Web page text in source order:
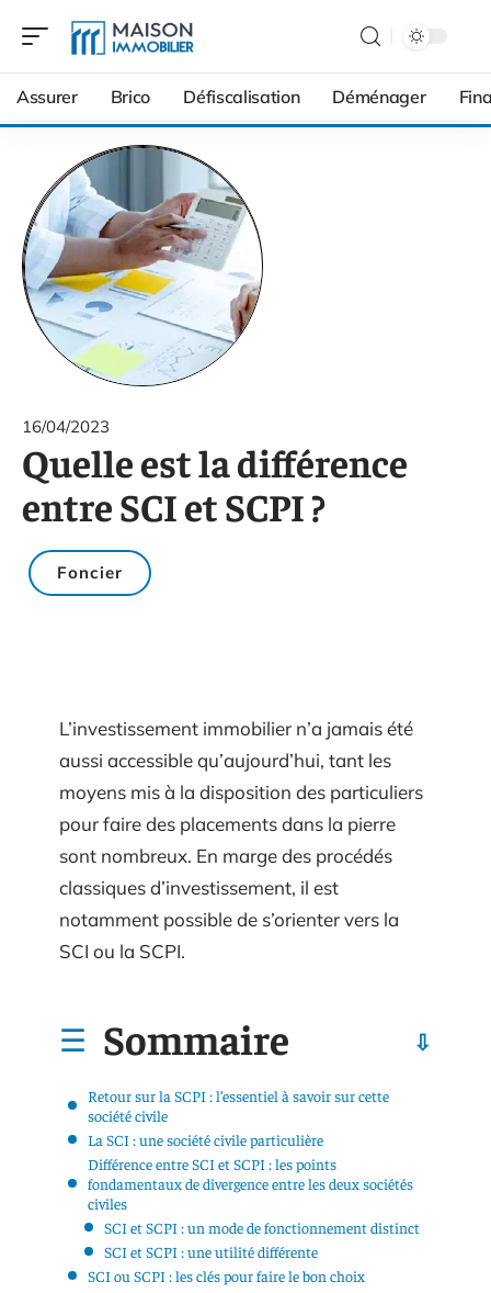
Assurer Brico Défiscalisation Déménager
16/04/2023
Quelle est la différence
entre SCI et SCPI ?
Foncier
L’investissement immobilier n’a jamais été
aussi accessible qu’aujourd’hui, tant les
moyens mis à la disposition des particuliers
pour faire des placements dans la pierre
sont nombreux. En marge des procédés
classiques d’investissement, il est
notamment possible de s’orienter vers la
SCI ou la SCPI.
Sommaire
Retour sur la SCPI : l’essentiel à savoir sur cette
société civile
La SCI : une société civile particulière
Différence entre SCI et SCPI : les points
fondamentaux de divergence entre les deux sociétés
civiles
SCI et SCPI : un mode de fonctionnement distinct
SCI et SCPI : une utilité différente
SCI ou SCPI : les clés pour faire le bon choix